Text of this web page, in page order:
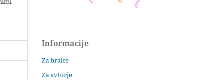
Informacije
Za bralce
Za avtorje